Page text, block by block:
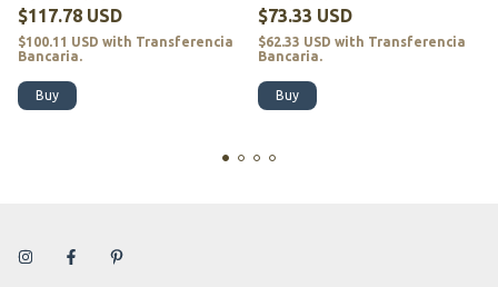
$117.78 USD
$100.11 USD with Transferencia
Bancaria.
Buy
$73.33 USD
$62.33 USD with Transferencia
Bancaria.
Buy